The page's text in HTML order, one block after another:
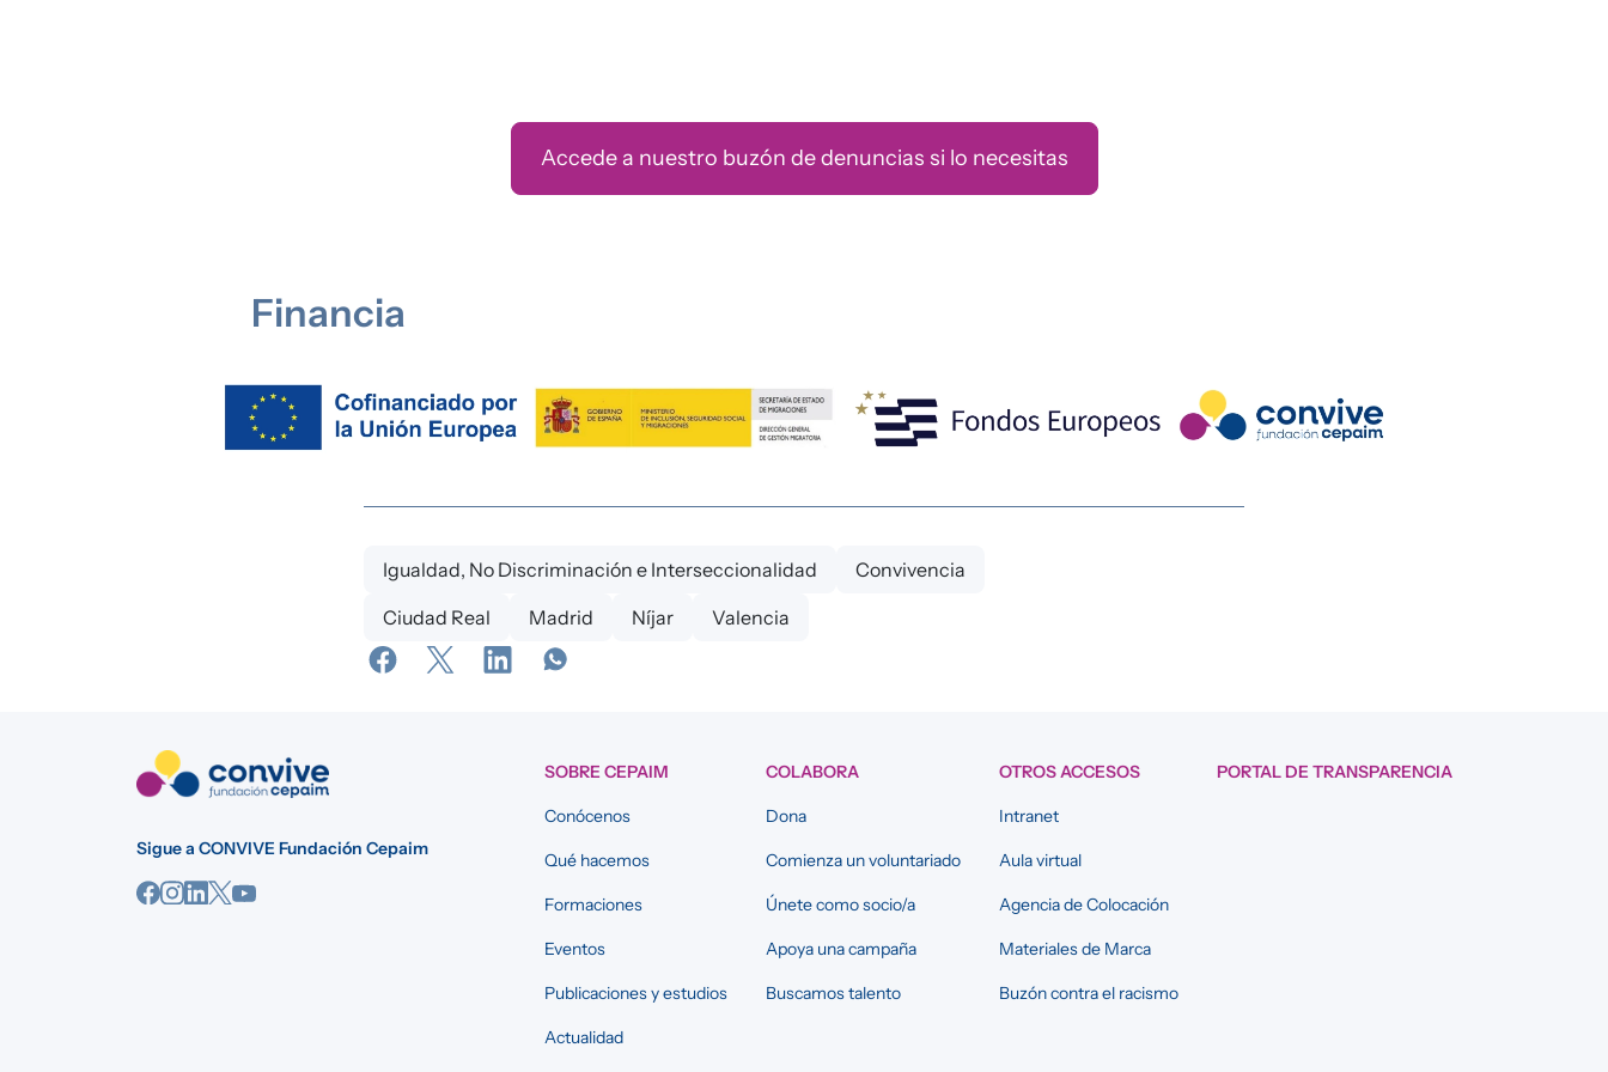
Accede a nuestro buzón de denuncias si lo necesitas
Financia
Igualdad, No Discriminación e Interseccionalidad
Convivencia
Ciudad Real
Madrid Níjar Valencia
Sigue a CONVIVE Fundación Cepaim
SOBRE CEPAIM
Conócenos
Qué hacemos
Formaciones
Eventos
Publicaciones y estudios
Actualidad
COLABORA
Dona
Comienza un voluntariado
Únete como socio/a
Apoya una campaña
Buscamos talento
OTROS ACCESOS
Intranet
Aula virtual
Agencia de Colocación
Materiales de Marca
Buzón contra el racismo
PORTAL DE TRANSPARENCIA